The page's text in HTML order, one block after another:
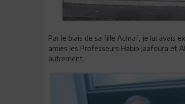
Par le biais de sa fille Achraf, je lui avais
amies les Professeurs Habib Jaafoura et
autrement.